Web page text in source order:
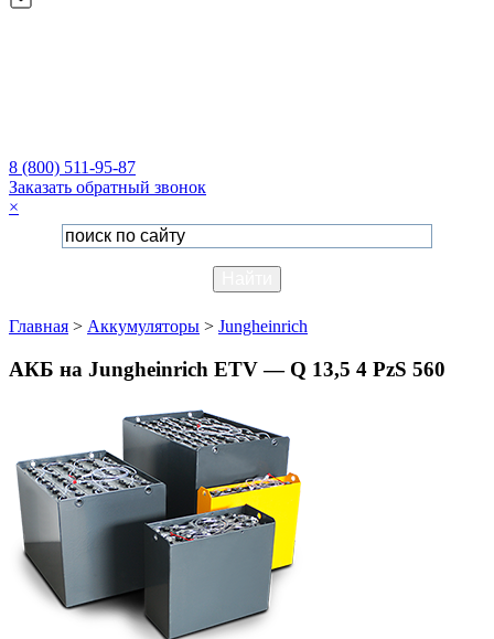
8 (800) 511-95-87
Заказать обратный звонок
×
Главная > Аккумуляторы > Jungheinrich
АКБ на Jungheinrich ETV — Q 13,5 4 PzS 560